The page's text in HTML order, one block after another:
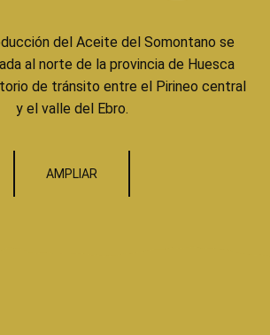
del Aceite del Somontano se
al norte de la provincia de Huesca
de tránsito entre el Pirineo central
y el valle del Ebro.
AMPLIAR